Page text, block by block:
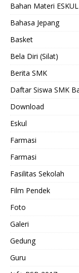
Bahan Materi ESKUL
Bahasa Jepang
Basket
Bela Diri (Silat)
Berita SMK
Daftar Siswa SMK
Download
Eskul
Farmasi
Farmasi
Fasilitas Sekolah
Film Pendek
Foto
Galeri
Gedung
Guru